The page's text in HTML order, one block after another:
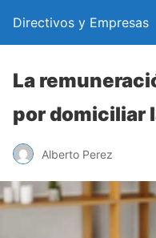
Directivos y Empresas
La
por domiciliar
Alberto Perez